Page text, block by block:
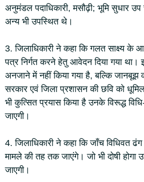
अनुमंडल पदाधिकारी, मसौढ़ी; भूमि सुधार उप
अन्य भी उपस्थित थे।
3. जिलाधिकारी ने कहा कि गलत साक्ष्य के
पत्र निर्गत करने हेतु आवेदन दिया गया था।
अनजाने में नहीं किया गया है, बल्कि जानबूझ
सरकार एवं जिला प्रशासन की छवि को
भी कुत्सित प्रयास किया है उनके विरूद्ध
जाएगी।
4. जिलाधिकारी ने कहा कि जाँच विधिवत
मामले की तह तक जाएंगे। जो भी दोषी होगा
जाएगी।